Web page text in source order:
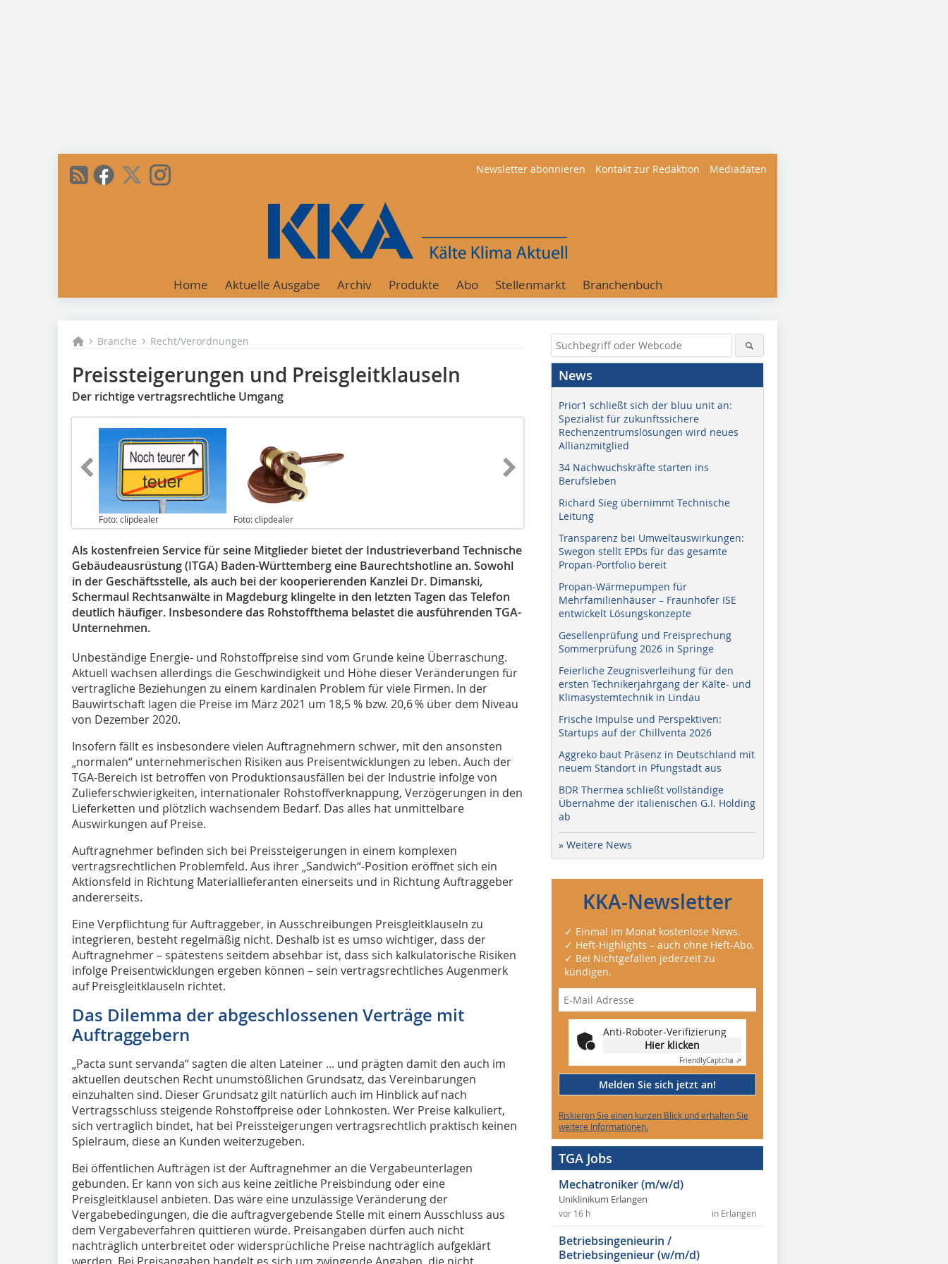
Newsletter abonnieren Kontakt zur Redaktion Mediadaten
Home Aktuelle Ausgabe Archiv Produkte Abo Stellenmarkt Branchenbuch
Branche Recht/Verordnungen
Preissteigerungen und Preisgleitklauseln
Der richtige vertragsrechtliche Umgang
Foto: clipdealer Foto: clipdealer
Als kostenfreien Service für seine Mitglieder bietet der Industrieverband Technische
Gebäudeausrüstung (ITGA) Baden-Württemberg eine Baurechtshotline an. Sowohl
in der Geschäftsstelle, als auch bei der kooperierenden Kanzlei Dr. Dimanski,
Schermaul Rechtsanwälte in Magdeburg klingelte in den letzten Tagen das Telefon
deutlich häufiger. Insbesondere das Rohstoffthema belastet die ausführenden TGA-
Unternehmen.
Unbeständige Energie- und Rohstoffpreise sind vom Grunde keine Überraschung.
Aktuell wachsen allerdings die Geschwindigkeit und Höhe dieser Veränderungen für
vertragliche Beziehungen zu einem kardinalen Problem für viele Firmen. In der
Bauwirtschaft lagen die Preise im März 2021 um 18,5 % bzw. 20,6 % über dem Niveau
von Dezember 2020.
Insofern fällt es insbesondere vielen Auftragnehmern schwer, mit den ansonsten
„normalen“ unternehmerischen Risiken aus Preisentwicklungen zu leben. Auch der
TGA-Bereich ist betroffen von Produktionsausfällen bei der Industrie infolge von
Zulieferschwierigkeiten, internationaler Rohstoffverknappung, Verzögerungen in den
Lieferketten und plötzlich wachsendem Bedarf. Das alles hat unmittelbare
Auswirkungen auf Preise.
Auftragnehmer befinden sich bei Preissteigerungen in einem komplexen
vertragsrechtlichen Problemfeld. Aus ihrer „Sandwich“-Position eröffnet sich ein
Aktionsfeld in Richtung Materiallieferanten einerseits und in Richtung Auftraggeber
andererseits.
Eine Verpflichtung für Auftraggeber, in Ausschreibungen Preisgleitklauseln zu
integrieren, besteht regelmäßig nicht. Deshalb ist es umso wichtiger, dass der
Auftragnehmer – spätestens seitdem absehbar ist, dass sich kalkulatorische Risiken
infolge Preisentwicklungen ergeben können – sein vertragsrechtliches Augenmerk
auf Preisgleitklauseln richtet.
Das Dilemma der abgeschlossenen Verträge mit
Auftraggebern
„Pacta sunt servanda“ sagten die alten Lateiner ... und prägten damit den auch im
aktuellen deutschen Recht unumstößlichen Grundsatz, das Vereinbarungen
einzuhalten sind. Dieser Grundsatz gilt natürlich auch im Hinblick auf nach
Vertragsschluss steigende Rohstoffpreise oder Lohnkosten. Wer Preise kalkuliert,
sich vertraglich bindet, hat bei Preissteigerungen vertragsrechtlich praktisch keinen
Spielraum, diese an Kunden weiterzugeben.
Bei öffentlichen Aufträgen ist der Auftragnehmer an die Vergabeunterlagen
gebunden. Er kann von sich aus keine zeitliche Preisbindung oder eine
Preisgleitklausel anbieten. Das wäre eine unzulässige Veränderung der
Vergabebedingungen, die die auftragvergebende Stelle mit einem Ausschluss aus
dem Vergabeverfahren quittieren würde. Preisangaben dürfen auch nicht
nachträglich unterbreitet oder widersprüchliche Preise nachträglich aufgeklärt
News
Prior1 schließt sich der bluu unit an:
Spezialist für zukunftssichere
Rechenzentrumslösungen wird neues
Allianzmitglied
34 Nachwuchskräfte starten ins
Berufsleben
Richard Sieg übernimmt Technische
Leitung
Transparenz bei Umweltauswirkungen:
Swegon stellt EPDs für das gesamte
Propan-Portfolio bereit
Propan-Wärmepumpen für
Mehrfamilienhäuser – Fraunhofer ISE
entwickelt Lösungskonzepte
Gesellenprüfung und Freisprechung
Sommerprüfung 2026 in Springe
Feierliche Zeugnisverleihung für den
ersten Technikerjahrgang der Kälte- und
Klimasystemtechnik in Lindau
Frische Impulse und Perspektiven:
Startups auf der Chillventa 2026
Aggreko baut Präsenz in Deutschland mit
neuem Standort in Pfungstadt aus
BDR Thermea schließt vollständige
Übernahme der italienischen G.I. Holding
ab
» Weitere News
KKA-Newsletter
✓ Einmal im Monat kostenlose News.
✓ Heft-Highlights – auch ohne Heft-Abo.
✓ Bei Nichtgefallen jederzeit zu
kündigen.
Anti-Roboter-Verifizierung
Hier klicken
FriendlyCaptcha ⇗
Melden Sie sich jetzt an!
Riskieren Sie einen kurzen Blick und erhalten Sie
weitere Informationen.
TGA Jobs
Mechatroniker (m/w/d)
Uniklinikum Erlangen
in Erlangen
vor 16 h
Betriebsingenieurin /
Betriebsingenieur (w/m/d)